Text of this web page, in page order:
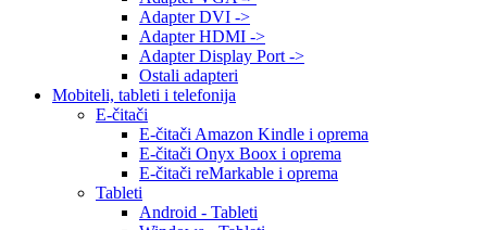
Adapter DVI ->
Adapter HDMI ->
Adapter Display Port ->
Ostali adapteri
Mobiteli, tableti i telefonija
E-čitači
E-čitači Amazon Kindle i oprema
E-čitači Onyx Boox i oprema
E-čitači reMarkable i oprema
Tableti
Android - Tableti